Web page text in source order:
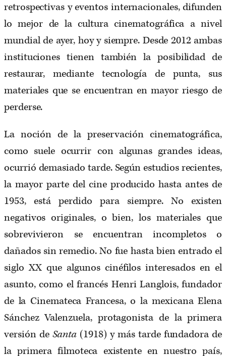
retrospectivas y eventos internacionales, difunden
lo mejor de la cultura cinematográfica a nivel
mundial de ayer, hoy y siempre. Desde 2012 ambas
instituciones tienen también la posibilidad de
restaurar, mediante tecnología de punta, sus
materiales que se encuentran en mayor riesgo de
perderse.
La noción de la preservación cinematográfica,
como suele ocurrir con algunas grandes ideas,
ocurrió demasiado tarde. Según estudios recientes,
la mayor parte del cine producido hasta antes de
1953, está perdido para siempre. No existen
negativos originales, o bien, los materiales que
sobrevivieron se encuentran incompletos o
dañados sin remedio. No fue hasta bien entrado el
siglo XX que algunos cinéfilos interesados en el
asunto, como el francés Henri Langlois, fundador
de la Cinemateca Francesa, o la mexicana Elena
Sánchez Valenzuela, protagonista de la primera
versión de Santa (1918) y más tarde fundadora de
la primera filmoteca existente en nuestro país,